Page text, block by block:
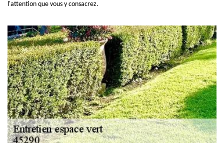
l'attention que vous y consacrez.